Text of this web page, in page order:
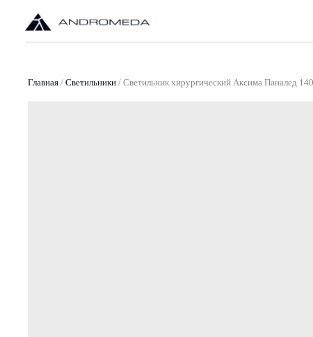
Главная / Светильники / Светильник хирургический Аксима Паналед 140